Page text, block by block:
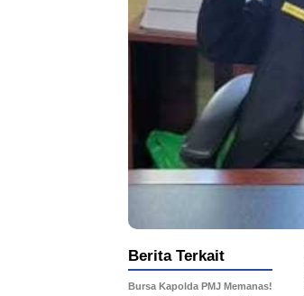
Berita Terkait
Bursa Kapolda PMJ Memanas!